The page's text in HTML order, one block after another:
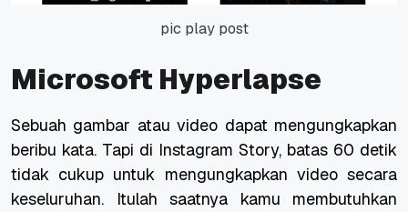
pic play post
Microsoft Hyperlapse
Sebuah gambar atau video dapat mengungkapkan
beribu kata. Tapi di Instagram Story, batas 60 detik
tidak cukup untuk mengungkapkan video secara
keseluruhan. Itulah saatnya kamu membutuhkan